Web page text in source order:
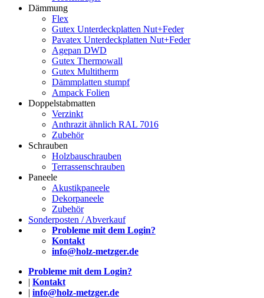
Dämmung
Flex
Gutex Unterdeckplatten Nut+Feder
Pavatex Unterdeckplatten Nut+Feder
Agepan DWD
Gutex Thermowall
Gutex Multitherm
Dämmplatten stumpf
Ampack Folien
Doppelstabmatten
Verzinkt
Anthrazit ähnlich RAL 7016
Zubehör
Schrauben
Holzbauschrauben
Terrassenschrauben
Paneele
Akustikpaneele
Dekorpaneele
Zubehör
Sonderposten / Abverkauf
Probleme mit dem Login?
Kontakt
info@holz-metzger.de
Probleme mit dem Login?
| Kontakt
| info@holz-metzger.de